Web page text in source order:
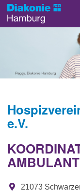
e.V.
21073